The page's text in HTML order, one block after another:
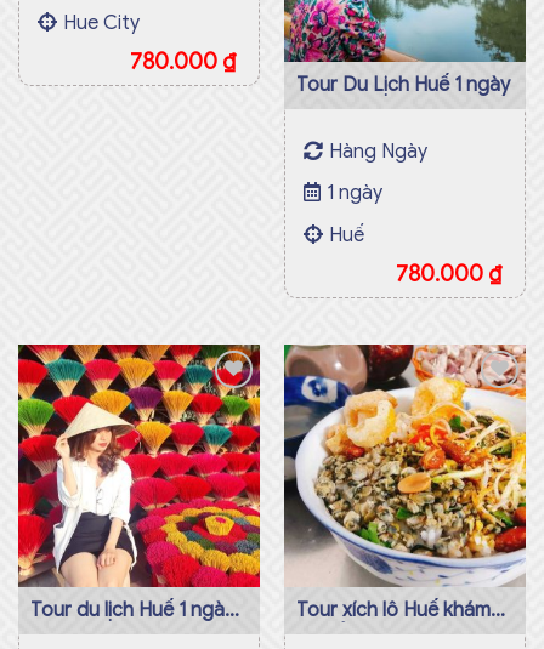
780.000 ₫
Hue City
Tour Du Lịch Huế 1 ngày
780.000 ₫
Hàng Ngày
1 ngày
Huế
Add to
wishlist
Tour du lịch Huế 1 ngày
giá rẻ
Add to
wishlist
Tour xích lô Huế khám
phá ẩm thực